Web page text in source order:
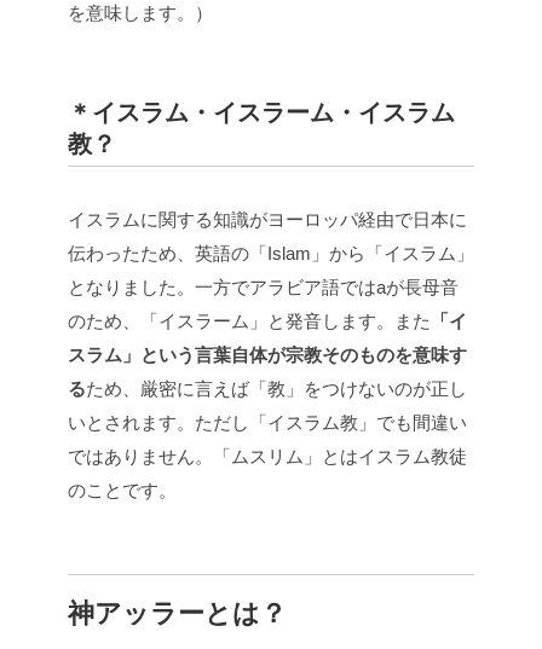
を意味します。）
＊イスラム・イスラーム・イスラム
教？
イスラムに関する知識がヨーロッパ経由で日本に
伝わったため、英語の「Islam」から「イスラム」
となりました。一方でアラビア語ではaが長母音
のため、「イスラーム」と発音します。また
「イ
スラム」という言葉自体が宗教そのものを意味す
るため、厳密に言えば「教」をつけないのが正し
いとされます。ただし「イスラム教」でも間違い
ではありません。「ムスリム」とはイスラム教徒
のことです。
神アッラーとは？